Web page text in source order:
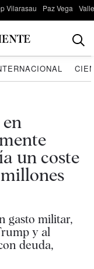
Vilarasau Paz Vega
un coste
gasto militar,
y al
deuda,